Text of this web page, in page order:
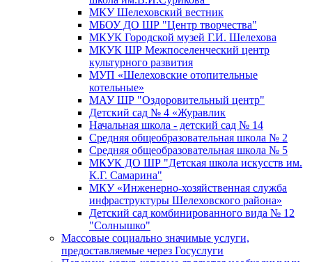
МКУ Шелеховский вестник
МБОУ ДО ШР "Центр творчества"
МКУК Городской музей Г.И. Шелехова
МКУК ШР Межпоселенческий центр
культурного развития
МУП «Шелеховские отопительные
котельные»
МАУ ШР "Оздоровительный центр"
Детский сад № 4 «Журавлик
Начальная школа - детский сад № 14
Средняя общеобразовательная школа № 2
Средняя общеобразовательная школа № 5
МКУК ДО ШР "Детская школа искусств им.
К.Г. Самарина"
МКУ «Инженерно-хозяйственная служба
инфраструктуры Шелеховского района»
Детский сад комбинированного вида № 12
"Солнышко"
Массовые социально значимые услуги,
предоставляемые через Госуслуги